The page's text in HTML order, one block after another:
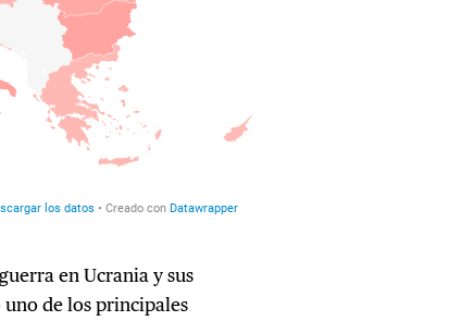
en Ucrania y sus
uno de los principales